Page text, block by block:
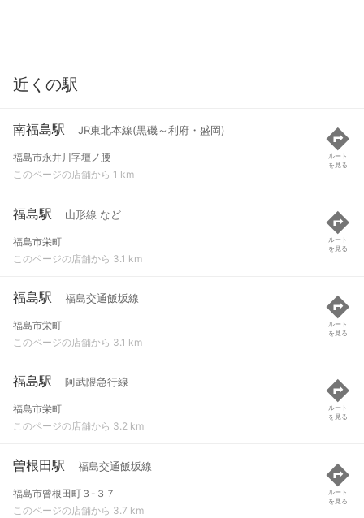
近くの駅
南福島駅 JR東北本線(黒磯～利府・盛岡)
福島市永井川字壇ノ腰
このページの店舗から 1 km
ルート
を見る
福島駅 山形線 など
福島市栄町
このページの店舗から 3.1 km
ルート
を見る
福島駅 福島交通飯坂線
福島市栄町
このページの店舗から 3.1 km
ルート
を見る
福島駅 阿武隈急行線
福島市栄町
このページの店舗から 3.2 km
ルート
を見る
曽根田駅 福島交通飯坂線
福島市曾根田町３-３７
このページの店舗から 3.7 km
ルート
を見る